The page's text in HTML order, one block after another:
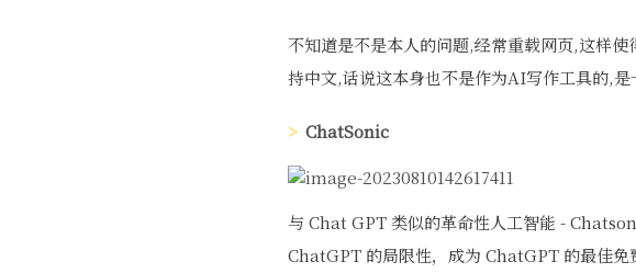
不知道是不是本人的问题,经常重载网页,这样
持中文,话说这本身也不是作为AI写作工具的,
ChatSonic
与 Chat GPT 类似的革命性人工智能 -
ChatGPT 的局限性，成为 ChatGPT 的最佳免